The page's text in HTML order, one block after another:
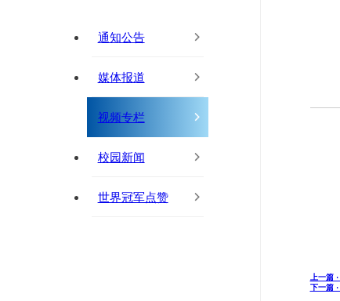
通知公告
媒体报道
视频专栏
校园新闻
世界冠军点赞
上一篇 ·
下一篇 ·